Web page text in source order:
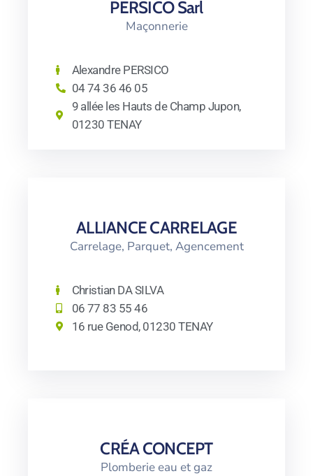
PERSICO Sarl
Maçonnerie
Alexandre PERSICO
04 74 36 46 05
9 allée les Hauts de Champ Jupon,
01230 TENAY
ALLIANCE CARRELAGE
Carrelage, Parquet, Agencement
Christian DA SILVA
06 77 83 55 46
16 rue Genod, 01230 TENAY
CRÉA CONCEPT
Plomberie eau et gaz